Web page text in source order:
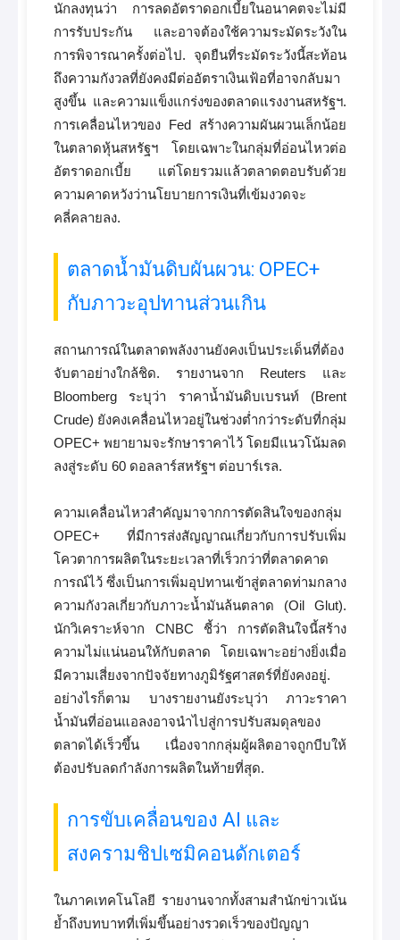
นักลงทุนว่า การลดอัตราดอกเบี้ยในอนาคตจะไม่มี
การรับประกัน และอาจต้องใช้ความระมัดระวังใน
การพิจารณาครั้งต่อไป. จุดยืนที่ระมัดระวังนี้สะท้อน
ถึงความกังวลที่ยังคงมีต่ออัตราเงินเฟ้อที่อาจกลับมา
สูงขึ้น และความแข็งแกร่งของตลาดแรงงานสหรัฐฯ.
การเคลื่อนไหวของ Fed สร้างความผันผวนเล็กน้อย
ในตลาดหุ้นสหรัฐฯ โดยเฉพาะในกลุ่มที่อ่อนไหวต่อ
อัตราดอกเบี้ย แต่โดยรวมแล้วตลาดตอบรับด้วย
ความคาดหวังว่านโยบายการเงินที่เข้มงวดจะ
คลี่คลายลง.
ตลาดน้ำมันดิบผันผวน: OPEC+
กับภาวะอุปทานส่วนเกิน
สถานการณ์ในตลาดพลังงานยังคงเป็นประเด็นที่ต้อง
จับตาอย่างใกล้ชิด. รายงานจาก Reuters และ
Bloomberg ระบุว่า ราคาน้ำมันดิบเบรนท์ (Brent
Crude) ยังคงเคลื่อนไหวอยู่ในช่วงต่ำกว่าระดับที่กลุ่ม
OPEC+ พยายามจะรักษาราคาไว้ โดยมีแนวโน้มลด
ลงสู่ระดับ 60 ดอลลาร์สหรัฐฯ ต่อบาร์เรล.
ความเคลื่อนไหวสำคัญมาจากการตัดสินใจของกลุ่ม
OPEC+ ที่มีการส่งสัญญาณเกี่ยวกับการปรับเพิ่ม
โควตาการผลิตในระยะเวลาที่เร็วกว่าที่ตลาดคาด
การณ์ไว้ ซึ่งเป็นการเพิ่มอุปทานเข้าสู่ตลาดท่ามกลาง
ความกังวลเกี่ยวกับภาวะน้ำมันล้นตลาด (Oil Glut).
นักวิเคราะห์จาก CNBC ชี้ว่า การตัดสินใจนี้สร้าง
ความไม่แน่นอนให้กับตลาด โดยเฉพาะอย่างยิ่งเมื่อ
มีความเสี่ยงจากปัจจัยทางภูมิรัฐศาสตร์ที่ยังคงอยู่.
อย่างไรก็ตาม บางรายงานยังระบุว่า ภาวะราคา
น้ำมันที่อ่อนแอลงอาจนำไปสู่การปรับสมดุลของ
ตลาดได้เร็วขึ้น เนื่องจากกลุ่มผู้ผลิตอาจถูกบีบให้
ต้องปรับลดกำลังการผลิตในท้ายที่สุด.
การขับเคลื่อนของ AI และ
สงครามชิปเซมิคอนดักเตอร์
ในภาคเทคโนโลยี รายงานจากทั้งสามสำนักข่าวเน้น
ย้ำถึงบทบาทที่เพิ่มขึ้นอย่างรวดเร็วของปัญญา